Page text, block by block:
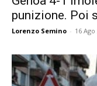
punizione. Poi
Lorenzo Semino - 16 Ago